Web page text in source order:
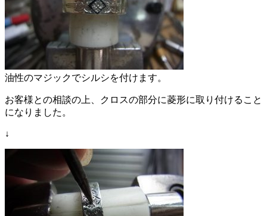
油性のマジックでシルシを付けます。
お客様との相談の上、クロスの部分に菱形に取り付けること
になりました。
↓